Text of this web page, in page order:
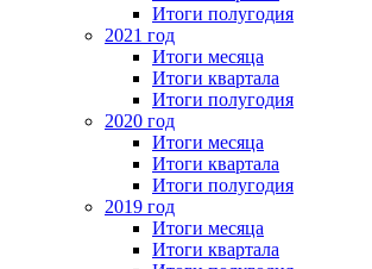
Итоги полугодия
2021 год
Итоги месяца
Итоги квартала
Итоги полугодия
2020 год
Итоги месяца
Итоги квартала
Итоги полугодия
2019 год
Итоги месяца
Итоги квартала